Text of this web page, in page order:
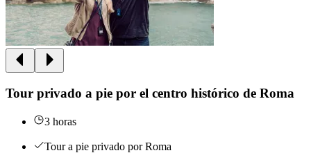
Tour privado a pie por el centro histórico de Roma
3 horas
Tour a pie privado por Roma